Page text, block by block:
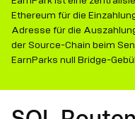
Ethereum für die
Adresse für die
der Source-Chain beim
EarnParks null Bridge-